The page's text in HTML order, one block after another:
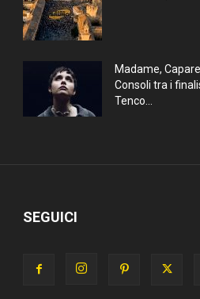
Madame,
Consoli tra i
Tenco...
SEGUICI